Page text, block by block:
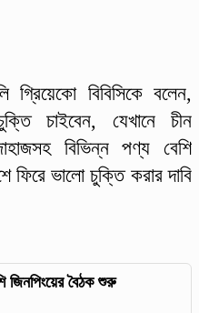
গ্রিয়েকো বিবিসিকে বলেন,
চাইবেন, যেখানে চীন
বিভিন্ন পণ্য বেশি
ফিরে ভালো চুক্তি করার দাবি
জিনপিংয়ের বৈঠক শুরু